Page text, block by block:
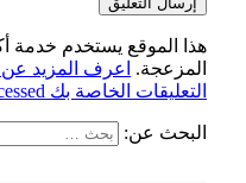
هذا الموقع يستخدم خدمة
المزعجة.
اعرف المزيد عن
التعليقات الخاصة بك processed
البحث عن: